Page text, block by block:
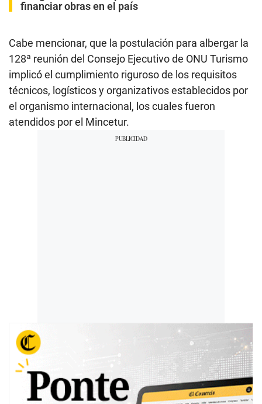
financiar obras en el país
Cabe mencionar, que la postulación para albergar la
128ª reunión del Consejo Ejecutivo de ONU Turismo
implicó el cumplimiento riguroso de los requisitos
técnicos, logísticos y organizativos establecidos por
el organismo internacional, los cuales fueron
atendidos por el Mincetur.